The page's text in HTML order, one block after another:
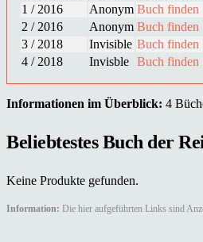
1 / 2016
Anonym Buch finden
2 / 2016
Anonym Buch finden
3 / 2018
Invisible Buch finden
4 / 2018
Invisble Buch finden
Informationen im Überblick: 4
Beliebtestes Buch der
Keine Produkte gefunden.
Information: Die hier aufgeführten Links sind